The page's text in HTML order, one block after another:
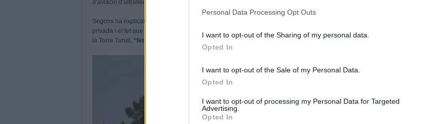
Personal Data Processing Opt Outs
I want to opt-out of the Sharing of my personal data.
Opted In
I want to opt-out of the Sale of my Personal Data.
Opted In
I want to opt-out of processing my Personal Data for Targeted
Advertising.
Opted In
d’aviació d’ultralleugers, també impulsat per la família propietària.
Segons ha explicat el regidor en funcions de Planificació, l’Ajuntament valora molt positivament aquesta iniciativa
privada i el fet que es pugui fer realitat la creació d’una marca Castellar en productes amb DO com el futur oli de
la Torre Turull, “fet que permet la promoció de la vila com ja passa, per exemple, amb la mongeta del ganxet”